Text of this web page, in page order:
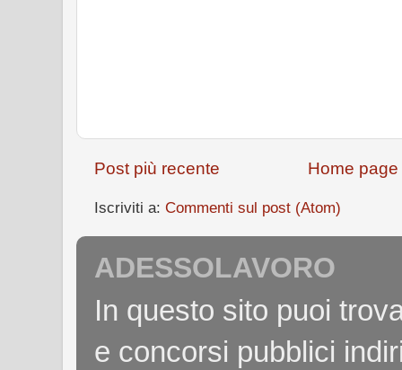
Post più recente Home page
Iscriviti a: Commenti sul post (Atom)
ADESSOLAVORO
In questo sito puoi
e concorsi pubblici